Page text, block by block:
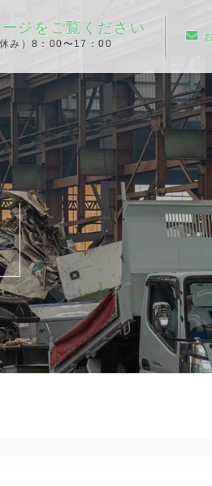
ジをご覧ください
み）8：00〜17：00
ホーム
武蔵野金属に
会社情報
営業所一覧
取扱品目
環境・地域への
廃棄物処理
電子契約はこ